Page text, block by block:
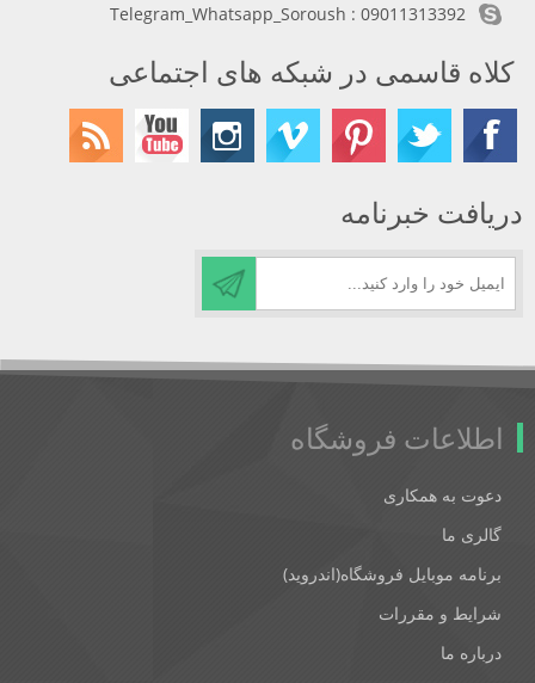
Telegram_Whatsapp_Soroush : 09011313392
کلاه قاسمی در شبکه های اجتماعی
دریافت خبرنامه
اطلاعات فروشگاه
دعوت به همکاری
گالری ما
برنامه موبایل فروشگاه(اندروید)
شرایط و مقررات
درباره ما